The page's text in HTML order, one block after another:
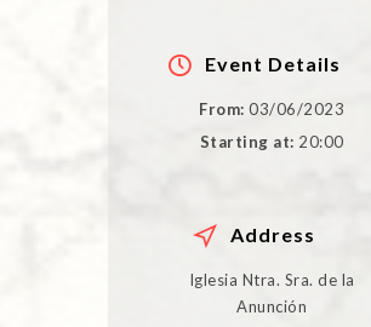
Event Details
From: 03/06/2023
Starting at: 20:00
Address
Iglesia Ntra. Sra. de la
Anunción